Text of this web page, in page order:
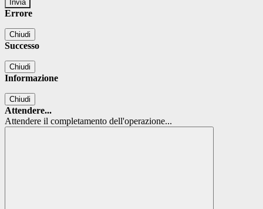
Errore
Chiudi
Successo
Chiudi
Informazione
Chiudi
Attendere...
Attendere il completamento dell'operazione...